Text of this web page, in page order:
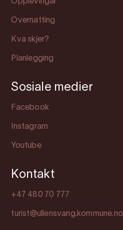
Opplevingar
Overnatting
Kva skjer?
Planlegging
Sosiale medier
Facebook
Instagram
Youtube
Kontakt
+47 480 70 777
turist@ullensvang.kommune.no